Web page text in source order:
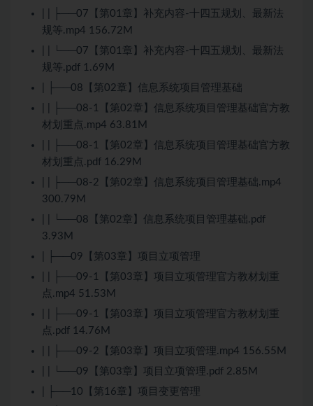
| | ├──07【第01章】补充内容-十四五规划、最新法
规等.mp4 156.72M
| | └──07【第01章】补充内容-十四五规划、最新法
规等.pdf 1.69M
| ├──08【第02章】信息系统项目管理基础
| | ├──08-1【第02章】信息系统项目管理基础官方教
材划重点.mp4 63.81M
| | ├──08-1【第02章】信息系统项目管理基础官方教
材划重点.pdf 16.29M
| | ├──08-2【第02章】信息系统项目管理基础.mp4
300.79M
| | └──08【第02章】信息系统项目管理基础.pdf
3.93M
| ├──09【第03章】项目立项管理
| | ├──09-1【第03章】项目立项管理官方教材划重
点.mp4 51.53M
| | ├──09-1【第03章】项目立项管理官方教材划重
点.pdf 14.76M
| | ├──09-2【第03章】项目立项管理.mp4 156.55M
| | └──09【第03章】项目立项管理.pdf 2.85M
| ├──10【第16章】项目变更管理